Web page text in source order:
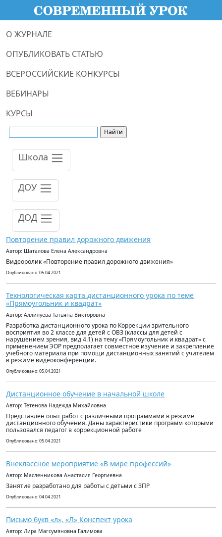
О ЖУРНАЛЕ
ОПУБЛИКОВАТЬ СТАТЬЮ
ВСЕРОССИЙСКИЕ КОНКУРСЫ
ВЕБИНАРЫ
КУРСЫ
Школа
ДОУ
ДОД
Повторение правил дорожного движения
Автор: Шаталова Елена Александровна
Видеоролик «Повторение правил дорожного движения»
Опубликовано: 05.04.2021
Технологическая карта дистанционного урока по теме
«Прямоугольник и квадрат»
Автор: Аллилуева Татьяна Викторовна
Разработка дистанционного урока по Коррекции зрительного
восприятия во 2 классе для детей с ОВЗ (классы для детей с
нарушением зрения, вид 4.1) на тему «Прямоугольник и квадрат» с
применением ЭОР предполагает совместное изучение и закрепление
учебного материала при помощи дистанционных занятий с учителем
в режиме видеоконференции.
Опубликовано: 05.04.2021
Дистанционное обучение в начальной школе
Автор: Тетенова Надежда Михайловна
Представлен опыт работ с различными программами в режиме
дистанционного обучения. Даны характеристики программ которыми
пользовался педагог в коррекционной работе
Опубликовано: 05.04.2021
Внеклассное мероприятие «В мире профессий»
Автор: Масленникова Анастасия Георгиевна
Занятие разработано для работы с детьми с ЗПР
Опубликовано: 04.04.2021
Письмо букв «л», «Л» Конспект урока
Автор: Лира Магсумяновна Галимова